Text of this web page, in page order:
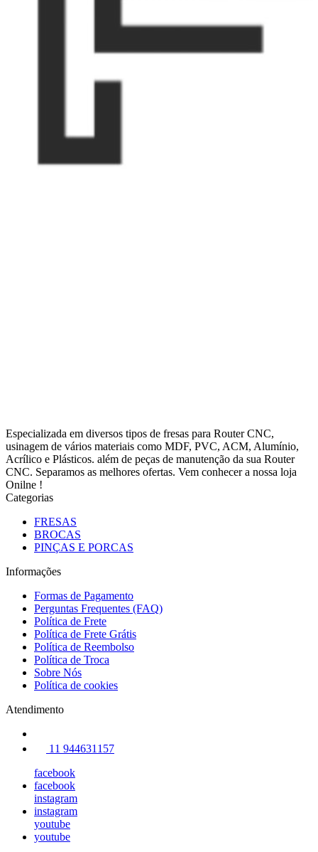
Especializada em diversos tipos de fresas para Router CNC,
usinagem de vários materiais como MDF, PVC, ACM, Alumínio,
Acrílico e Plásticos. além de peças de manutenção da sua Router
CNC. Separamos as melhores ofertas. Vem conhecer a nossa loja
Onilne !
Categorias
FRESAS
BROCAS
PINÇAS E PORCAS
Informações
Formas de Pagamento
Perguntas Frequentes (FAQ)
Política de Frete
Política de Frete Grátis
Política de Reembolso
Política de Troca
Sobre Nós
Política de cookies
Atendimento
11 944631157
facebook
facebook
instagram
instagram
youtube
youtube